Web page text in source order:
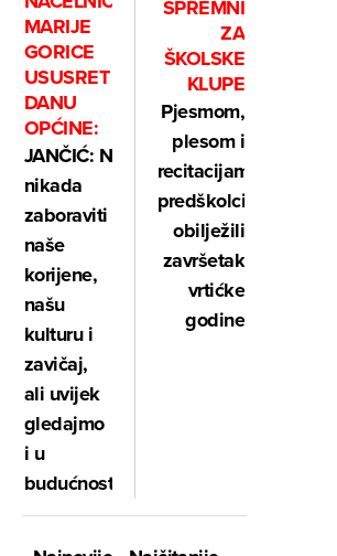
MARIJE
GORICE
USUSRET
DANU
OPĆINE:
JANČIĆ: Nemojmo
nikada
zaboraviti
naše
korijene,
našu
kulturu i
zavičaj,
ali uvijek
gledajmo
i u
budućnost
SPREMNI
ZA
ŠKOLSKE
KLUPE
Pjesmom,
plesom i
recitacijama
predškolci
obilježili
završetak
vrtićke
godine